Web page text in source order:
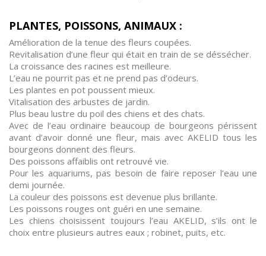
PLANTES, POISSONS, ANIMAUX :
Amélioration de la tenue des fleurs coupées.
Revitalisation d’une fleur qui était en train de se déssécher.
La croissance des racines est meilleure.
L’eau ne pourrit pas et ne prend pas d’odeurs.
Les plantes en pot poussent mieux.
Vitalisation des arbustes de jardin.
Plus beau lustre du poil des chiens et des chats.
Avec de l’eau ordinaire beaucoup de bourgeons périssent
avant d’avoir donné une fleur, mais avec AKELID tous les
bourgeons donnent des fleurs.
Des poissons affaiblis ont retrouvé vie.
Pour les aquariums, pas besoin de faire reposer l’eau une
demi journée.
La couleur des poissons est devenue plus brillante.
Les poissons rouges ont guéri en une semaine.
Les chiens choisissent toujours l’eau AKELID, s’ils ont le
choix entre plusieurs autres eaux ; robinet, puits, etc.